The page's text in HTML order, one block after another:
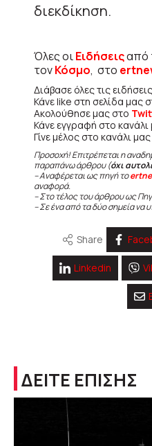
διεκδίκηση.
Όλες οιΕιδήσειςαπό
τονΚόσμο, στο
Διάβασε όλες τις
Κάνε like στη σελίδα μας
Ακολούθησε μας στο
Κάνε εγγραφή στο
Γίνε μέλος στο κανάλι
Προσοχή! Επιτρέπεται η
παραπάνω άρθρου (όχι
– Αναφέρεται ως πηγή το
αναφορά.
– Στο τέλος του άρθρου ως
– Σε ένα από τα δύο σημεία να
Share
Linkedin
ΔΕΙΤΕ ΕΠΙΣΗΣ